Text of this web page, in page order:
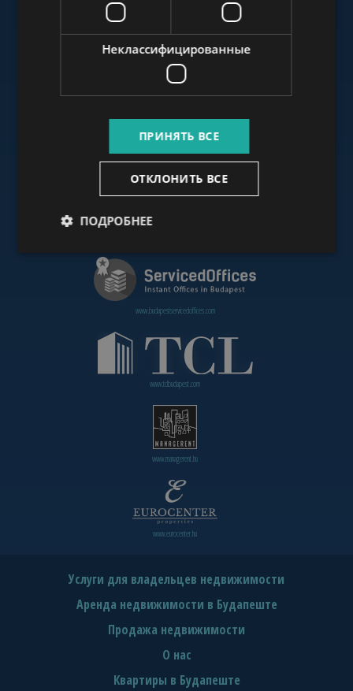
www.budapestoffices.net
www.budapestpropertysellers.com
www.budapestservicedoffices.com
www.tclbudapest.com
www.managerent.hu
www.eurocenter.hu
Услуги для владельцев недвижимости
Аренда недвижимости в Будапеште
Продажа недвижимости
О нас
Квартиры в Будапеште
Неклассифицированные
ПРИНЯТЬ ВСЕ
ОТКЛОНИТЬ ВСЕ
ПОДРОБНЕЕ